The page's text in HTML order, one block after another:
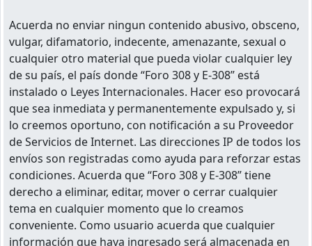
Acuerda no enviar ningun contenido abusivo, obsceno,
vulgar, difamatorio, indecente, amenazante, sexual o
cualquier otro material que pueda violar cualquier ley
de su país, el país donde “Foro 308 y E-308” está
instalado o Leyes Internacionales. Hacer eso provocará
que sea inmediata y permanentemente expulsado y, si
lo creemos oportuno, con notificación a su Proveedor
de Servicios de Internet. Las direcciones IP de todos los
envíos son registradas como ayuda para reforzar estas
condiciones. Acuerda que “Foro 308 y E-308” tiene
derecho a eliminar, editar, mover o cerrar cualquier
tema en cualquier momento que lo creamos
conveniente. Como usuario acuerda que cualquier
información que haya ingresado será almacenada en